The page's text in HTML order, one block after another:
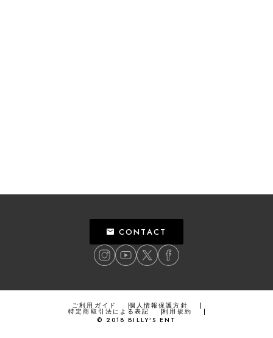
CONTACT
ご利用ガイド 個人情報保護方針
特定商取引法による表記
利用規約
© 2018 BILLY’S ENT